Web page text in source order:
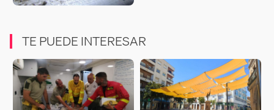
TE PUEDE INTERESAR